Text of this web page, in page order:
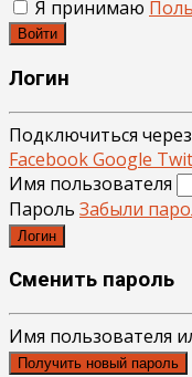
Я принимаю
Войти
Логин
Подключиться через
FacebookGoogle
Имя пользователя
Пароль Забыли
Логин
Сменить пароль
Имя пользователя
Получить новый пароль